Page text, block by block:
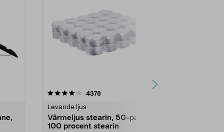
4378recensioner
Levande ljus
Värmeljus stearin, 50-pack,
100 procent stearin
4.5av 5 stjärnor